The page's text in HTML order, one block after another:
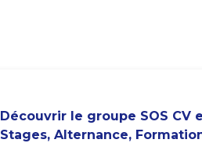
Découvrir le groupe SOS
Stages, Alternance,